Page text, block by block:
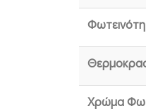
Χρώμα